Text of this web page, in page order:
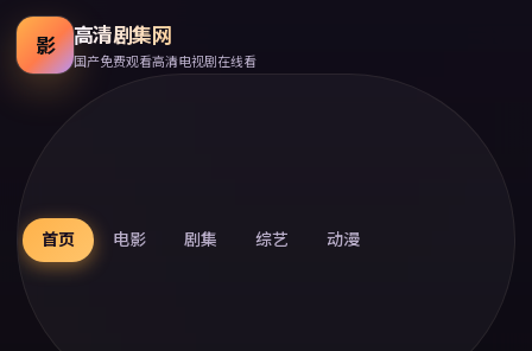
影 高清剧集网
国产免费观看高清电视剧在线看
首页 电影 剧集 综艺 动漫